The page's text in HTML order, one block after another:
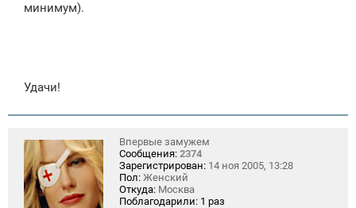
минимум).
Удачи!
Впервые замужем
Сообщения: 2374
Зарегистрирован: 14 ноя 2005, 13:28
Пол: Женский
Откуда: Москва
Поблагодарили: 1 раз